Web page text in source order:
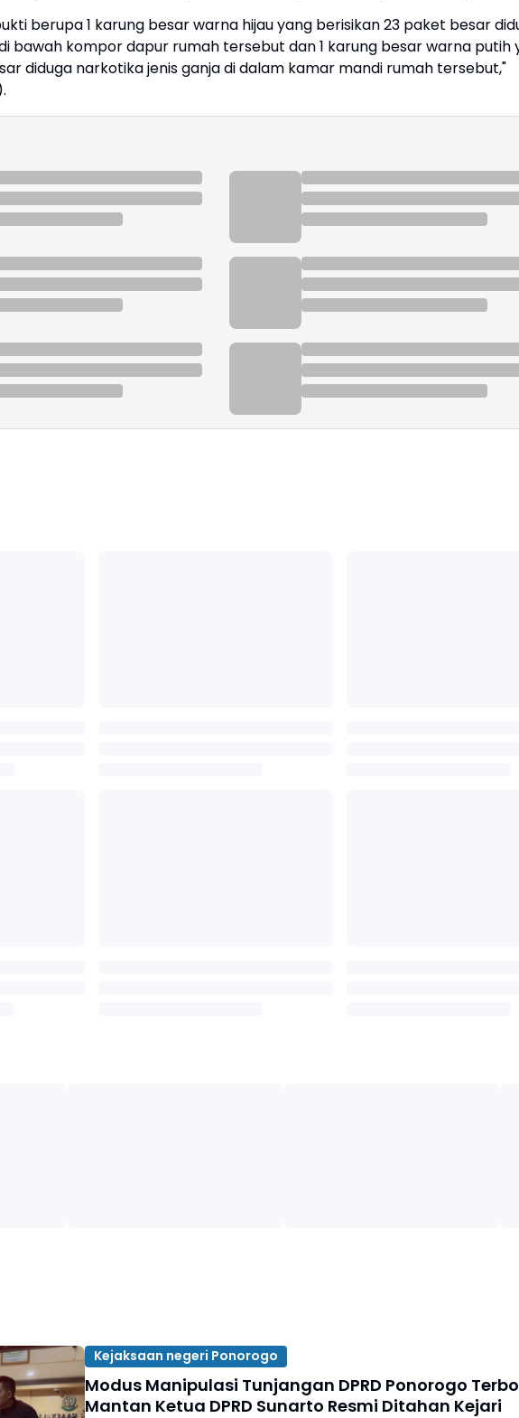
berupa 1 karung besar warna hijau yang berisikan 23 paket besar
bawah kompor dapur rumah tersebut dan 1 karung besar warna putih
diduga narkotika jenis ganja di dalam kamar mandi rumah tersebut,"
Kejaksaan negeri Ponorogo
Modus Manipulasi Tunjangan DPRD Ponorogo
Mantan Ketua DPRD Sunarto Resmi Ditahan Kejari